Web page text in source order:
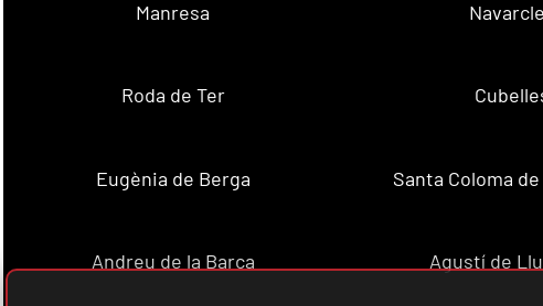
Manresa
Roda de Ter
Eugènia de Berga Santa Coloma
Andreu de la Barca Agustí de